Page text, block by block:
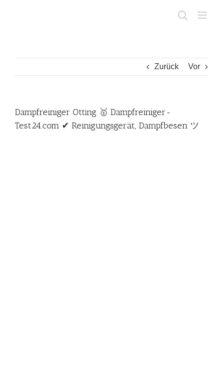
Zurück Vor
Dampfreiniger Otting 🥇 Dampfreiniger-
Test24.com ✔ Reinigungsgerät, Dampfbesen ツ